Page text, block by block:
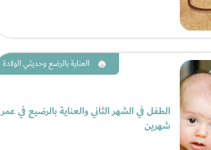
العناية بالرضع وحديثي الولادة
الطفل في الشهر الثاني والعناية بالرضيع في عمر
شهرين